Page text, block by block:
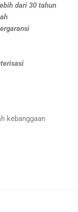
dari 30 tahun
kebanggaan